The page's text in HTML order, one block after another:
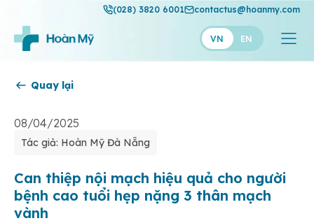
(028) 3820 6001 contactus@hoanmy.com
VN EN
Hạnh Phúc
Thuận Mỹ
Quay lại
08/04/2025
Tác giả: Hoàn Mỹ Đà Nẵng
Can thiệp nội mạch hiệu quả cho người
bệnh cao tuổi hẹp nặng 3 thân mạch
vành